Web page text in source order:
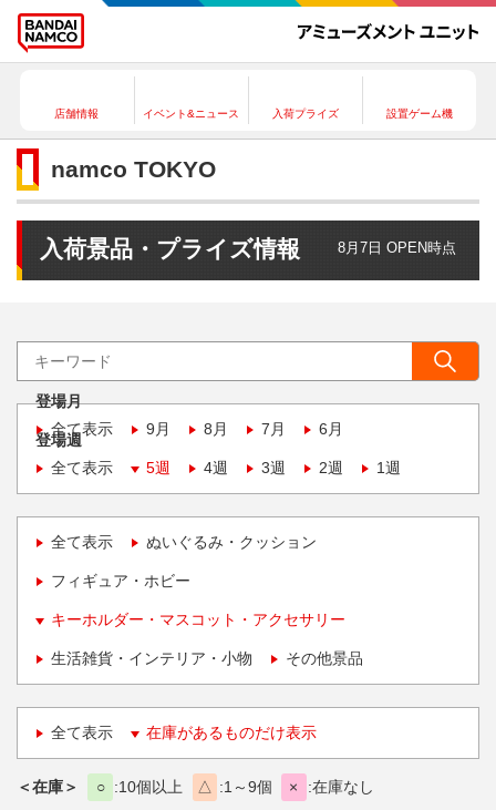
店舗情報 イベント&ニュース 入荷プライズ 設置ゲーム機
namco TOKYO
入荷景品・プライズ情報 8月7日 OPEN時点
登場月
全て表示
9月 8月 7月 6月
登場週
全て表示
5週 4週 3週 2週 1週
全て表示 ぬいぐるみ・クッション
フィギュア・ホビー
キーホルダー・マスコット・アクセサリー
生活雑貨・インテリア・小物 その他景品
全て表示 在庫があるものだけ表示
＜在庫＞ ○ 10個以上 △ 1～9個 × 在庫なし